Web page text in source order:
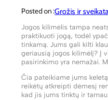
Posted on :Grožis ir sveikata
Jogos kilimėlis tampa
praktikuoti jogą, todėl
tinkamą. Jums gali kilti
geriausią jogos kilimėlį? Į
pasirinkimo yra nemažai.
Čia pateikiame jums
reikėtų atkreipti dėmesį
kad jis jums tinktų ir